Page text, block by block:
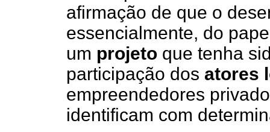
afirmação de que o
essencialmente, do
um projeto que tenha
participação dos atores
empreendedores
identificam com